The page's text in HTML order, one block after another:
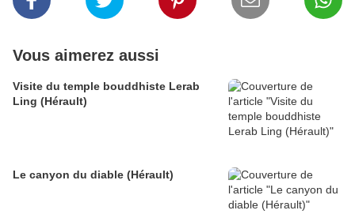
Vous aimerez aussi
Visite du temple bouddhiste Lerab
Ling (Hérault)
Le canyon du diable (Hérault)